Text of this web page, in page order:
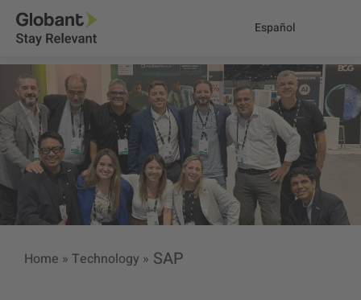
Español
Home » Technology » SAP